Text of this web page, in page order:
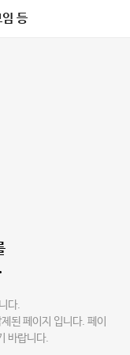
등
다.
된 페이지 입니다. 페이
바랍니다.